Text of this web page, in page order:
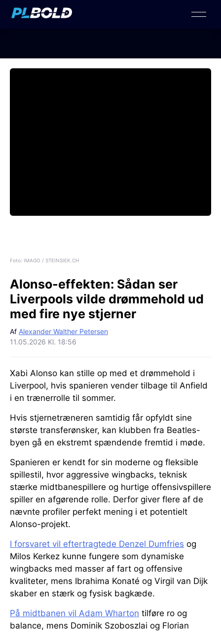
Foto: IMAGO / STEINSIEK.CH
Alonso-effekten: Sådan ser
Liverpools vilde drømmehold ud
med fire nye stjerner
Af Alexander Walther Petersen
11.05.2026 Kl. 18:56
Xabi Alonso kan stille op med et drømmehold i
Liverpool, hvis spanieren vender tilbage til Anfield
i en trænerrolle til sommer.
Hvis stjernetræneren samtidig får opfyldt sine
største transferønsker, kan klubben fra Beatles-
byen gå en ekstremt spændende fremtid i møde.
Spanieren er kendt for sin moderne og fleksible
spillestil, hvor aggressive wingbacks, teknisk
stærke midtbanespillere og hurtige offensivspillere
spiller en afgørende rolle. Derfor giver flere af de
nævnte profiler perfekt mening i et potentielt
Alonso-projekt.
I forsvaret vil eftertragtede Denzel Dumfries og
Milos Kerkez kunne fungere som dynamiske
wingbacks med masser af fart og offensive
kvaliteter, mens Ibrahima Konaté og Virgil van Dijk
skaber en stærk og fysisk bagkæde.
På midtbanen vil Adam Wharton tilføre ro og
balance, mens Dominik Szoboszlai og Florian